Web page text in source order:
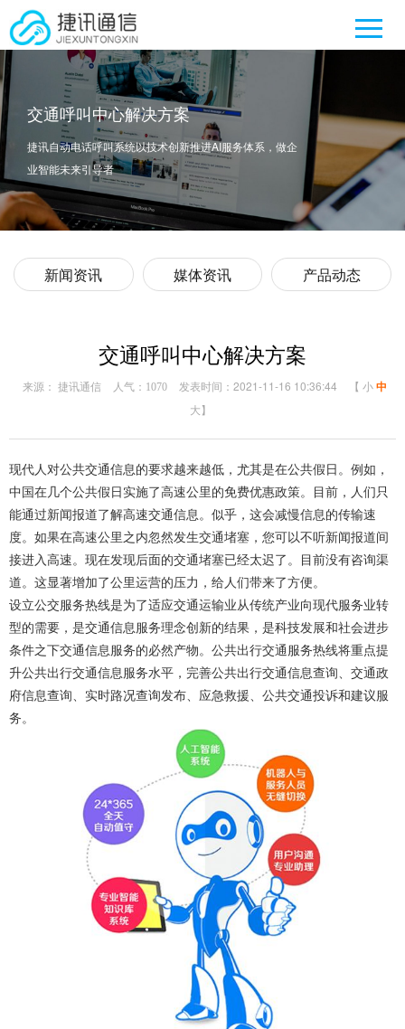
交通呼叫中心解决方案
捷讯自动电话呼叫系统以技术创新推进AI服务体系，做企
业智能未来引导者
新闻资讯 媒体资讯 产品动态
交通呼叫中心解决方案
来源： 捷讯通信 人气： 1070 发表时间：2021-11-16 10:36:44 【 小中
大】
现代人对公共交通信息的要求越来越低，尤其是在公共假日。例如，
中国在几个公共假日实施了高速公里的免费优惠政策。目前，人们只
能通过新闻报道了解高速交通信息。似乎，这会减慢信息的传输速
度。如果在高速公里之内忽然发生交通堵塞，您可以不听新闻报道间
接进入高速。现在发现后面的交通堵塞已经太迟了。目前没有咨询渠
道。这显著增加了公里运营的压力，给人们带来了方便。
设立公交服务热线是为了适应交通运输业从传统产业向现代服务业转
型的需要，是交通信息服务理念创新的结果，是科技发展和社会进步
条件之下交通信息服务的必然产物。公共出行交通服务热线将重点提
升公共出行交通信息服务水平，完善公共出行交通信息查询、交通政
府信息查询、实时路况查询发布、应急救援、公共交通投诉和建议服
务。